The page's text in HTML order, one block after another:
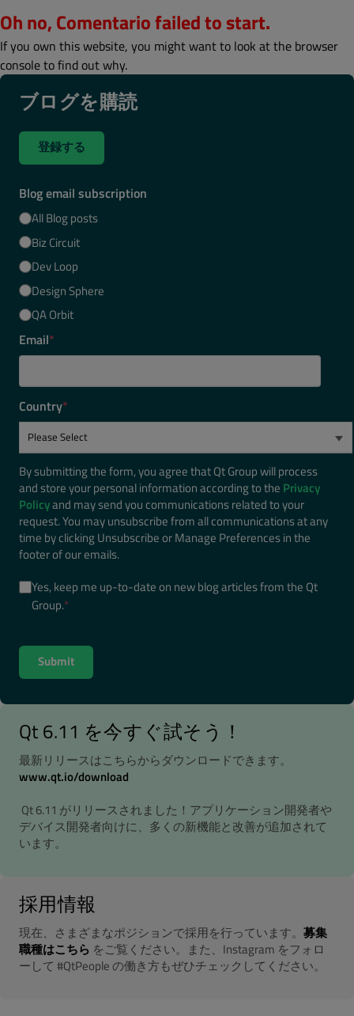
Oh no, Comentario failed to start.
If you own this website, you might want to look at the browser
console to find out why.
ブログを購読
登録する
Blog email subscription
All Blog posts
Biz Circuit
Dev Loop
Design Sphere
QA Orbit
Email*
Country*
By submitting the form, you agree that Qt Group will process
and store your personal information according to the Privacy
Policyand may send you communications related to your
request. You may unsubscribe from all communications at any
time by clicking Unsubscribe or Manage Preferences in the
footer of our emails.
Yes, keep me up-to-date on new blog articles from the Qt
Group.*
Qt 6.11 を今すぐ試そう！
最新リリースはこちらからダウンロードできます。
www.qt.io/download
Qt 6.11 がリリースされました！アプリケーション開発者や
デバイス開発者向けに、多くの新機能と改善が追加されて
います。
採用情報
現在、さまざまなポジションで採用を行っています。 募集
職種はこちら をご覧ください。また、Instagram をフォロ
ーして #QtPeople の働き方もぜひチェックしてください。